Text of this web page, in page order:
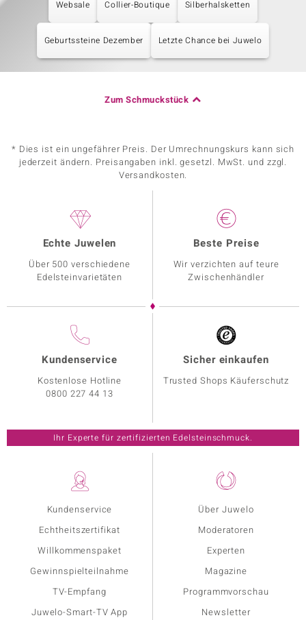
Websale Collier-Boutique Silberhalsketten
Geburtssteine Dezember Letzte Chance bei Juwelo
Zum Schmuckstück
* Dies ist ein ungefährer Preis. Der Umrechnungskurs kann sich
jederzeit ändern. Preisangaben inkl. gesetzl. MwSt. und zzgl.
Versandkosten.
Kundenservice
Echtheitszertifikat
Willkommenspaket
Gewinnspielteilnahme
TV-Empfang
Juwelo-Smart-TV App
Über Juwelo
Moderatoren
Experten
Magazine
Programmvorschau
Newsletter
Echte Juwelen
Über 500 verschiedene
Edelsteinvarietäten
Beste Preise
Wir verzichten auf teure
Zwischenhändler
Kundenservice
Kostenlose Hotline
0800 227 44 13
Sicher einkaufen
Trusted Shops Käuferschutz
Ihr Experte für zertifizierten Edelsteinschmuck.